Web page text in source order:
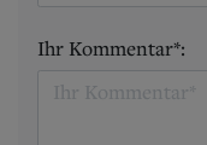
Ihr Kommentar*: